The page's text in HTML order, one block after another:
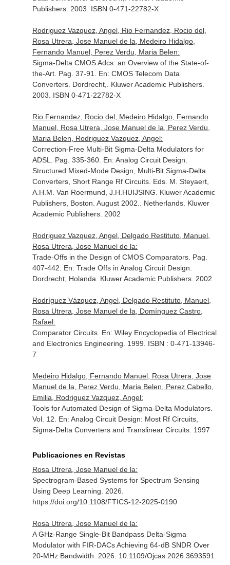
Publishers. 2003. ISBN 0-471-22782-X
Rodriguez Vazquez, Angel, Rio Fernandez, Rocio del,
Rosa Utrera, Jose Manuel de la, Medeiro Hidalgo,
Fernando Manuel, Perez Verdu, Maria Belen:
Sigma-Delta CMOS Adcs: an Overview of the State-of-
the-Art. Pag. 37-91. En: CMOS Telecom Data
Converters. Dordrecht,. Kluwer Academic Publishers.
2003. ISBN 0-471-22782-X
Rio Fernandez, Rocio del, Medeiro Hidalgo, Fernando
Manuel, Rosa Utrera, Jose Manuel de la, Perez Verdu,
Maria Belen, Rodriguez Vazquez, Angel:
Correction-Free Multi-Bit Sigma-Delta Modulators for
ADSL. Pag. 335-360. En: Analog Circuit Design.
Structured Mixed-Mode Design, Multi-Bit Sigma-Delta
Converters, Short Range Rf Circuits. Eds. M. Steyaert,
A.H.M. Van Roermund, J.H.HUIJSING. Kluwer Academic
Publishers, Boston. August 2002.
. Netherlands. Kluwer
Academic Publishers. 2002
Rodriguez Vazquez, Angel, Delgado Restituto, Manuel,
Rosa Utrera, Jose Manuel de la:
Trade-Offs in the Design of CMOS Comparators. Pag.
407-442. En: Trade Offs in Analog Circuit Design
Dordrecht, Holanda. Kluwer Academic Publishers. 2002
Rodríguez Vázquez, Angel, Delgado Restituto, Manuel,
Rosa Utrera, Jose Manuel de la, Domínguez Castro,
Rafael:
Comparator Circuits. En: Wiley Encyclopedia of Electrical
and Electronics Engineering . 1999. ISBN : 0-471-13946-
7
Medeiro Hidalgo, Fernando Manuel, Rosa Utrera, Jose
Manuel de la, Perez Verdu, Maria Belen, Perez Cabello,
Emilia, Rodriguez Vazquez, Angel:
Tools for Automated Design of Sigma-Delta Modulators.
Vol. 12. En: Analog Circuit Design: Most Rf Circuits,
Sigma-Delta Converters and Translinear Circuits. 1997
Publicaciones en Revistas
Rosa Utrera, Jose Manuel de la:
Spectrogram-Based Systems for Spectrum Sensing
Using Deep Learning. 2026.
https://doi.org/10.1108/FTICS-12-2025-0190
Rosa Utrera, Jose Manuel de la:
A GHz-Range Single-Bit Bandpass Delta-Sigma
Modulator with FIR-DACs Achieving 64-dB SNDR Over
20-MHz Bandwidth. 2026. 10.1109/Ojcas.2026.3693591